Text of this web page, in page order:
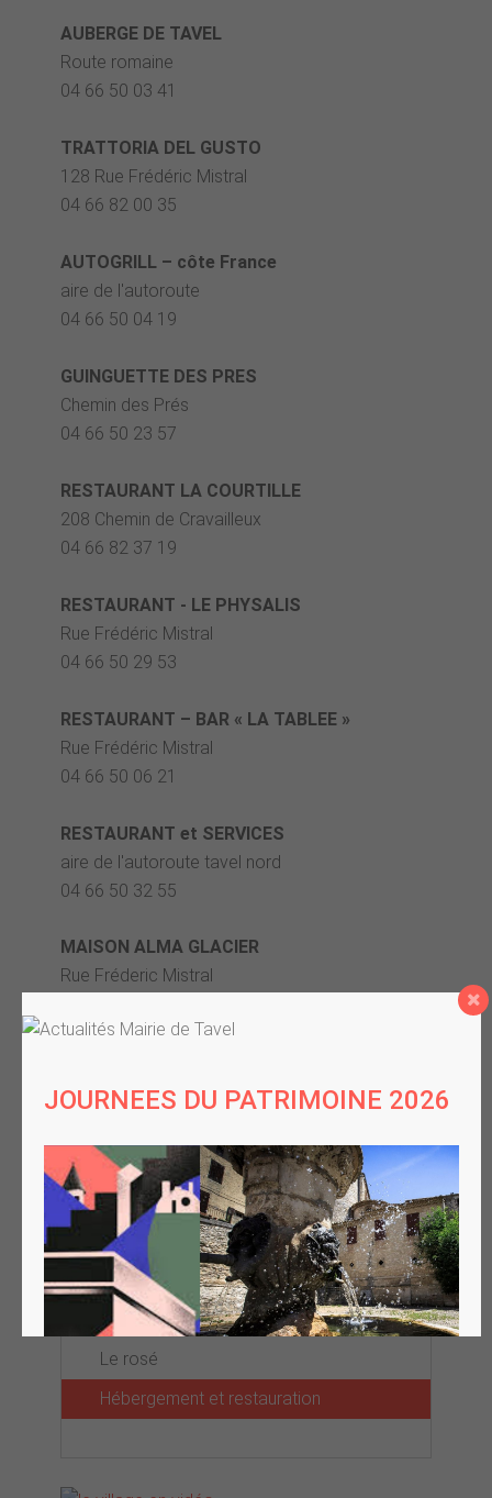
AUBERGE DE TAVEL
Route romaine
04 66 50 03 41
TRATTORIA DEL GUSTO
128 Rue Frédéric Mistral
04 66 82 00 35
AUTOGRILL – côte France
aire de l'autoroute
04 66 50 04 19
GUINGUETTE DES PRES
Chemin des Prés
04 66 50 23 57
RESTAURANT LA COURTILLE
208 Chemin de Cravailleux
04 66 82 37 19
RESTAURANT - LE PHYSALIS
Rue Frédéric Mistral
04 66 50 29 53
RESTAURANT – BAR « LA TABLEE »
Rue Frédéric Mistral
04 66 50 06 21
RESTAURANT et SERVICES
aire de l'autoroute tavel nord
04 66 50 32 55
MAISON ALMA GLACIER
Rue Fréderic Mistral
Le patrimoine
Situation géographique
Les chemins de randonnées &
balades oenotouristiques
La pierre de Tavel
Le rosé
Hébergement et restauration